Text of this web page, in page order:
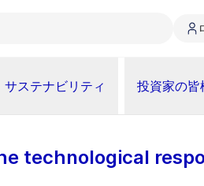
サステナビリティ 投資家の皆
technological